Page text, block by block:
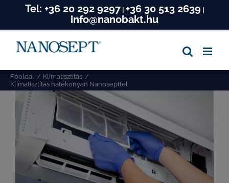
Kihagyás
Tel: +36 20 292 9297| +36 30 513 2639
info@nanobakt.hu
Főoldal
Klímatisztítás
Klímatisztítás hatékonyan Nanosepttel
View
Larger
Image